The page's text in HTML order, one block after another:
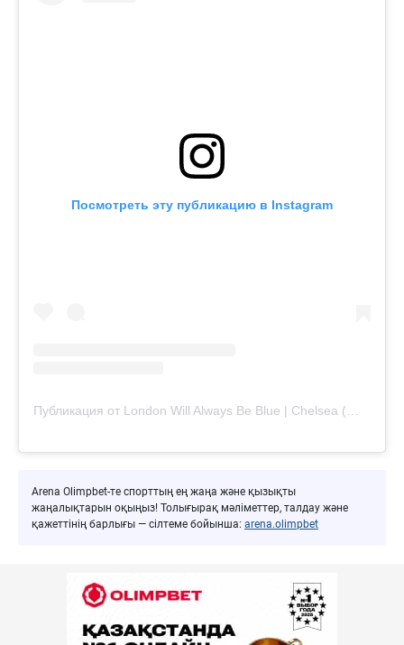
Посмотреть эту публикацию в Instagram
Arena Olimpbet-те спорттың ең жаңа және қызықты
жаңалықтарын оқыңыз! Толығырақ мәліметтер, талдау және
қажеттінің барлығы — сілтеме бойынша: arena.olimpbet